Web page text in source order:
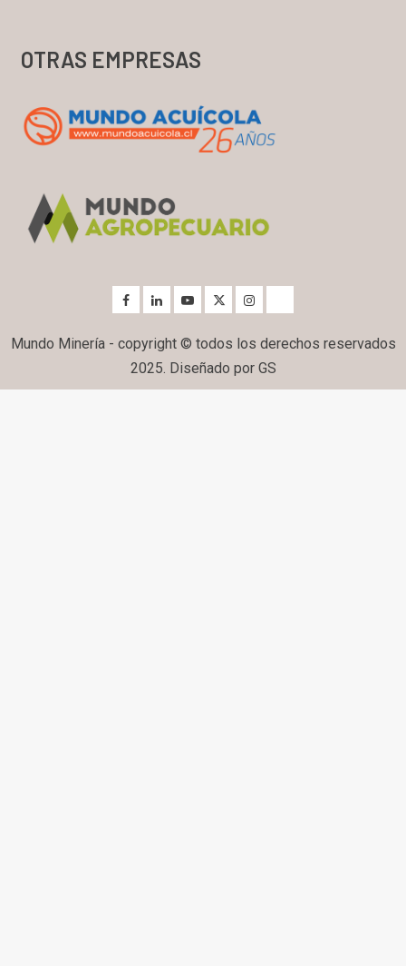
OTRAS EMPRESAS
Mundo Minería - copyright © todos los derechos reservados
2025. Diseñado por GS